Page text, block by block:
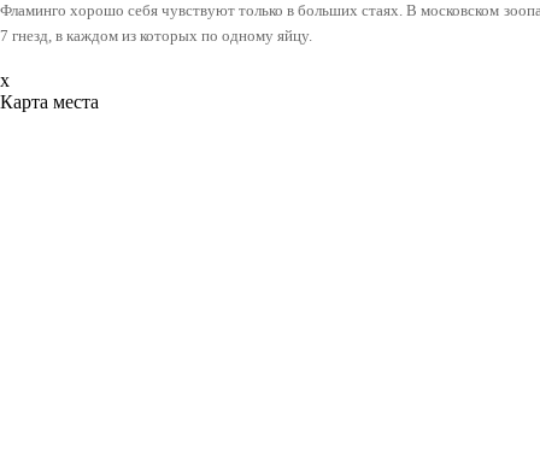
Фламинго хорошо себя чувствуют только в больших стаях. В московском
7 гнезд, в каждом из которых по одному яйцу.
x
Карта места